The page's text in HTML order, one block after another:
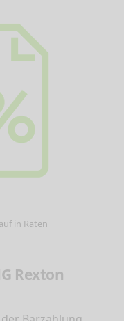
in Raten
Rexton